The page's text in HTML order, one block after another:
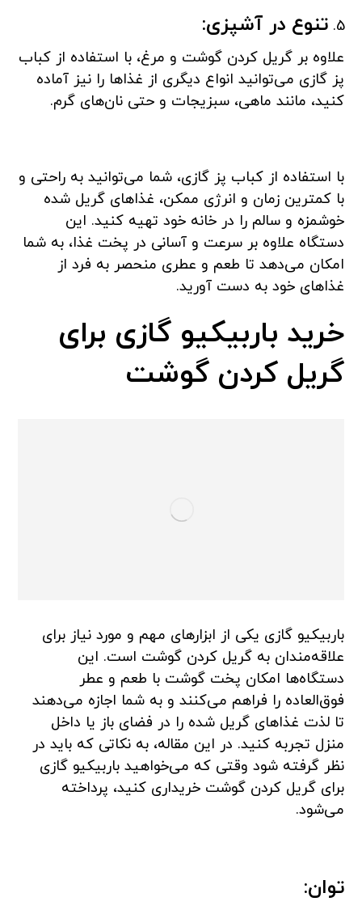
تنوع در آشپزی:
علاوه بر گریل کردن گوشت و مرغ، با استفاده از کباب
پز گازی می‌توانید انواع دیگری از غذاها را نیز آماده
کنید، مانند ماهی، سبزیجات و حتی نان‌های گرم.
با استفاده از کباب پز گازی، شما می‌توانید به راحتی و
با کمترین زمان و انرژی ممکن، غذاهای گریل شده
خوشمزه و سالم را در خانه خود تهیه کنید. این
دستگاه علاوه بر سرعت و آسانی در پخت غذا، به شما
امکان می‌دهد تا طعم و عطری منحصر به فرد از
غذاهای خود به دست آورید.
خرید باربیکیو گازی برای
گریل کردن گوشت
باربیکیو گازی یکی از ابزارهای مهم و مورد نیاز برای
علاقه‌مندان به گریل کردن گوشت است. این
دستگاه‌ها امکان پخت گوشت با طعم و عطر
فوق‌العاده را فراهم می‌کنند و به شما اجازه می‌دهند
تا لذت غذاهای گریل شده را در فضای باز یا داخل
منزل تجربه کنید. در این مقاله، به نکاتی که باید در
نظر گرفته شود وقتی که می‌خواهید باربیکیو گازی
برای گریل کردن گوشت خریداری کنید، پرداخته
می‌شود.
توان: